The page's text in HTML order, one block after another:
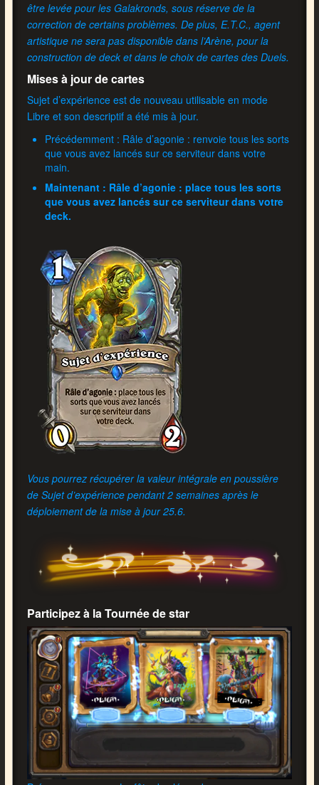
être levée pour les Galakronds, sous réserve de la
correction de certains problèmes. De plus, E.T.C., agent
artistique ne sera pas disponible dans l’Arène, pour la
construction de deck et dans le choix de cartes des Duels.
Mises à jour de cartes
Sujet d’expérience est de nouveau utilisable en mode
Libre et son descriptif a été mis à jour.
Précédemment : Râle d’agonie : renvoie tous les sorts
que vous avez lancés sur ce serviteur dans votre
main.
Maintenant : Râle d’agonie : place tous les sorts
que vous avez lancés sur ce serviteur dans votre
deck.
Vous pourrez récupérer la valeur intégrale en poussière
de Sujet d’expérience pendant 2 semaines après le
déploiement de la mise à jour 25.6.
Participez à la Tournée de star